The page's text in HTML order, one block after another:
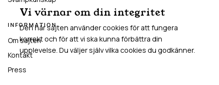
INFORMATION
Om sajten
Kontakt
Press
Vi värnar om din integritet
Den här sajten använder cookies för att fungera
korrekt och för att vi ska kunna förbättra din
upplevelse. Du väljer själv vilka cookies du godkänner.